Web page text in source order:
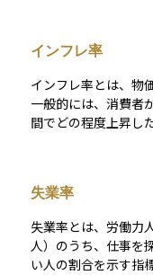
の操作（利下げ・利
資を刺激・抑制しま
を売買することで、
の変更：銀行が中
で、貸し出し可能な資金
の上昇要因となる一
において非常に重要
合の結果には多くの
インフレ率
インフレ率とは、物
一般的には、消費者
間でどの程度上昇し
失業率
失業率とは、労働力
人）のうち、仕事を
い人の割合を示す指標です。 一般に、失業率が